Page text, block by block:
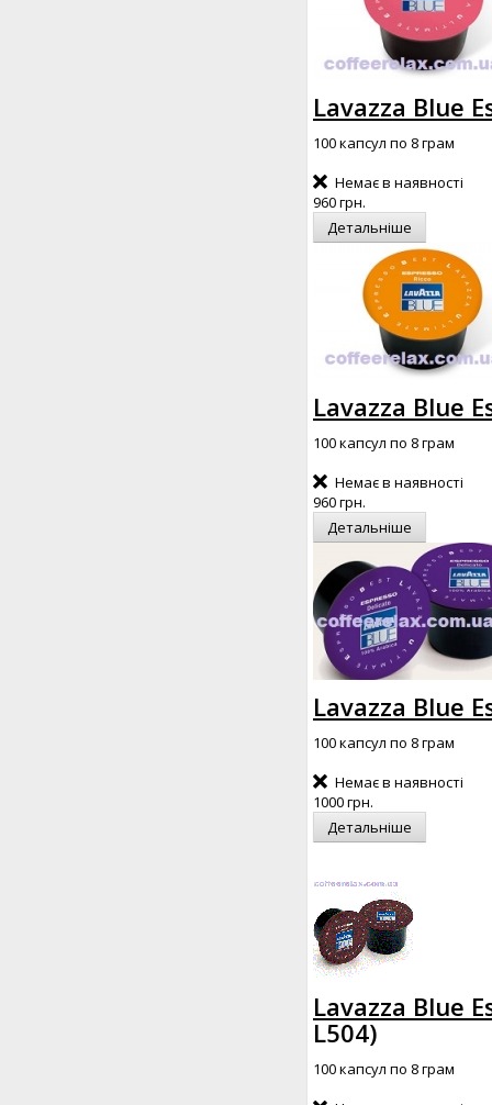
Lavazza Blue
100 капсул по 8 грам
Немає в наявності
960 грн.
Детальніше
Lavazza Blue
100 капсул по 8 грам
Немає в наявності
960 грн.
Детальніше
Lavazza Blue
100 капсул по 8 грам
Немає в наявності
1000 грн.
Детальніше
Lavazza Blue
L504)
100 капсул по 8 грам